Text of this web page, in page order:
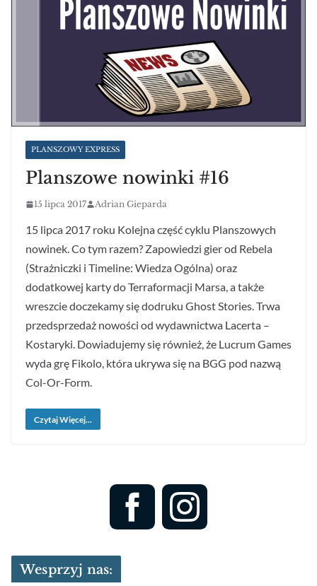
PLANSZOWY EXPRESS
Planszowe nowinki #16
15 lipca 2017 Adrian Gieparda
15 lipca 2017 roku Kolejna część cyklu Planszowych
nowinek. Co tym razem? Zapowiedzi gier od Rebela
(Strażniczki i Timeline: Wiedza Ogólna) oraz
dodatkowej karty do Terraformacji Marsa, a także
wreszcie doczekamy się dodruku Ghost Stories. Trwa
przedsprzedaż nowości od wydawnictwa Lacerta –
Kostaryki. Dowiadujemy się również, że Lucrum Games
wyda grę Fikolo, która ukrywa się na BGG pod nazwą
Col-Or-Form.
Czytaj Więcej...
Wesprzyj nas: